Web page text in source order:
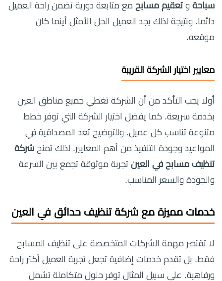
سباحة و تعقيم مسابح مع متابعة دورية تضمن راحة العميل
دائما. ونتيجة لذلك يجد العميل الحل الأمثل أينما كان
موقعه.
معايير اختيار الشركة القريبة
أولا يجب التأكد من أن الشركة تغطي جميع مناطق العين
بخدمة سريعة. كما يفضل اختيار الشركة التي توفر خطط
متنوعة تناسب كل عميل. وللتوضيح تعد المصداقية في
المواعيد وجودة التنفيذ من أهم المعايير. لذلك تمنح شركة
تنظيف مسابح في العين تجربة موثوقة تجمع بين السرعة
والجودة والسعر المناسب.
خدمات مميزة مع شركة تنظيف حدائق في العين
لا تقتصر مهمة الشركات المتخصصة على تنظيف المسابح
فقط. بل تقدم خدمات إضافية تجعل تجربة العميل أكثر راحة
ورفاهية. على سبيل المثال توفر حلول متكاملة تشمل